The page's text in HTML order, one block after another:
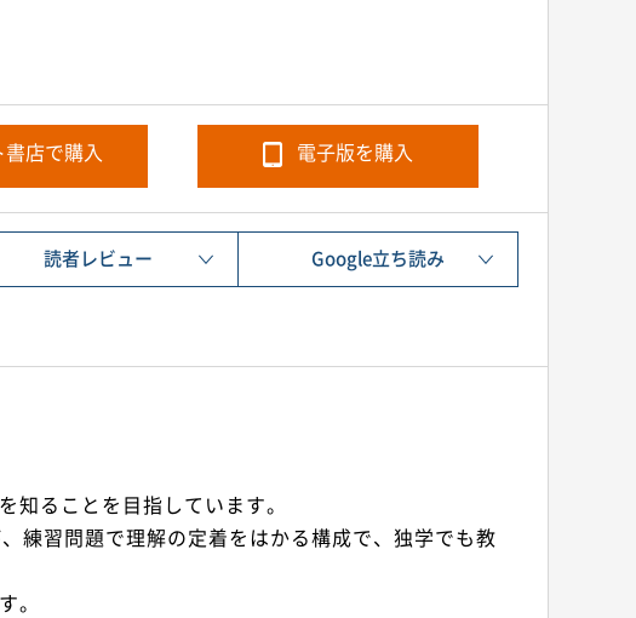
店で購入 電子版を購入
読者レビュー Google立ち読み
ることを目指しています。
練習問題で理解の定着をはかる構成で、独学でも教
。